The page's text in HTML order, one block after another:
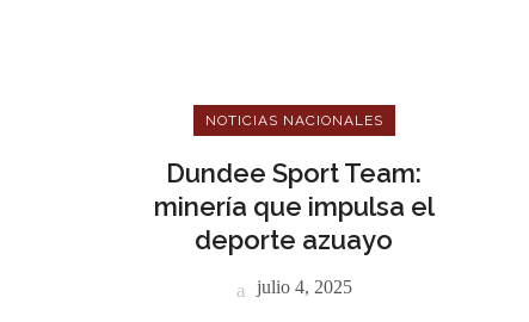
NOTICIAS NACIONALES
Dundee Sport Team:
minería que impulsa el
deporte azuayo
julio 4, 2025